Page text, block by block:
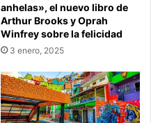
anhelas», el nuevo libro de
Arthur Brooks y Oprah
Winfrey sobre la felicidad
3 enero, 2025